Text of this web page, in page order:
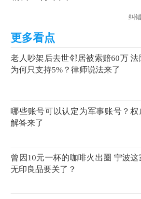
纠
老人吵架后去世邻居被索赔60万 法
为何只支持5%？律师说法来了
哪些账号可以认定为军事账号？权
解答来了
曾因10元一杯的咖啡火出圈 宁波这
无印良品要关了？